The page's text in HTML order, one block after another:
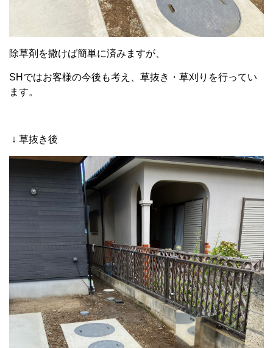
除草剤を撒けば簡単に済みますが、
SHではお客様の今後も考え、草抜き・草刈りを行ってい
ます。
↓ 草抜き後